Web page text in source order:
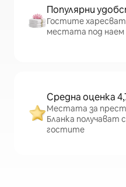
Популярни
Гостите харесват
местата под наем
Средна оценка
Местата за
Бланка получават
гостите